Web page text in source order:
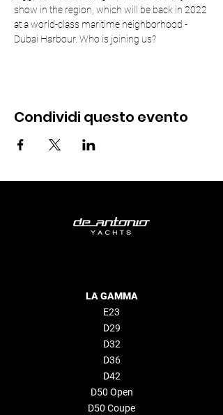
show in the region, which will be back in 2022
at a world-class maritime neighborhood -
Dubai Harbour. Who is joining us?
Condividi questo evento
LA GAMMA
E23
D29
D32
D36
D42
D50 Open
D50 Coupe